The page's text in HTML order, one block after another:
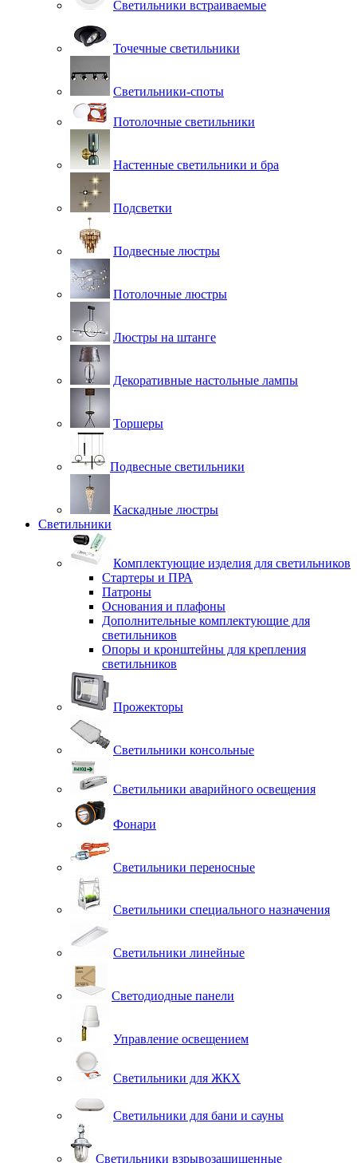
Светильники встраиваемые
Точечные светильники
Светильники-споты
Потолочные светильники
Настенные светильники и бра
Подсветки
Подвесные люстры
Потолочные люстры
Люстры на штанге
Декоративные настольные лампы
Торшеры
Подвесные светильники
Каскадные люстры
Светильники
Комплектующие изделия для светильников
Стартеры и ПРА
Патроны
Основания и плафоны
Дополнительные комплектующие для
светильников
Опоры и кронштейны для крепления
светильников
Прожекторы
Светильники консольные
Светильники аварийного освещения
Фонари
Светильники переносные
Светильники специального назначения
Светильники линейные
Светодиодные панели
Управление освещением
Светильники для ЖКХ
Светильники для бани и сауны
Светильники взрывозащищенные